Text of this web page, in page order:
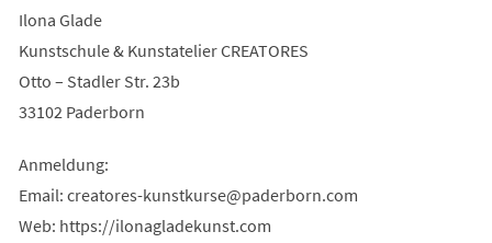
Ilona Glade
Kunstschule & Kunstatelier CREATORES
Otto – Stadler Str. 23b
33102 Paderborn
Anmeldung:
Email: creatores-kunstkurse paderborn com
Web: https://ilonagladekunst.com